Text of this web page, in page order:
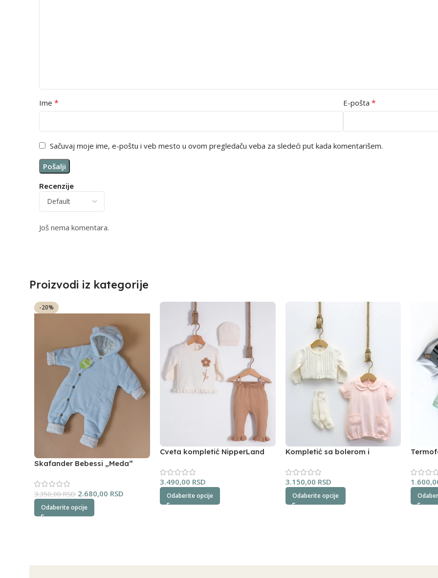
Recenzije
Još nema komentara.
Ime * E-pošta *
Sačuvaj moje ime, e-poštu i veb mesto u ovom pregledaču veba za sledeći put kada komentarišem.
Proizvodi iz kategorije
-20%
Skafander Bebessi „Meda“
3.350,00RSD 2.680,00 RSD
Odaberite opcije
Cveta kompletić NipperLand
3.490,00 RSD
Odaberite opcije
Kompletić sa bolerom i
3.150,00 RSD
Odaberite opcije